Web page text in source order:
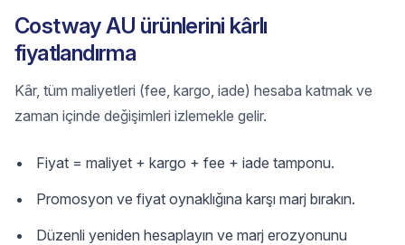
Costway AU ürünlerini kârlı
fiyatlandırma
Kâr, tüm maliyetleri (fee, kargo, iade) hesaba katmak ve
zaman içinde değişimleri izlemekle gelir.
Fiyat = maliyet + kargo + fee + iade tamponu.
Promosyon ve fiyat oynaklığına karşı marj bırakın.
Düzenli yeniden hesaplayın ve marj erozyonunu